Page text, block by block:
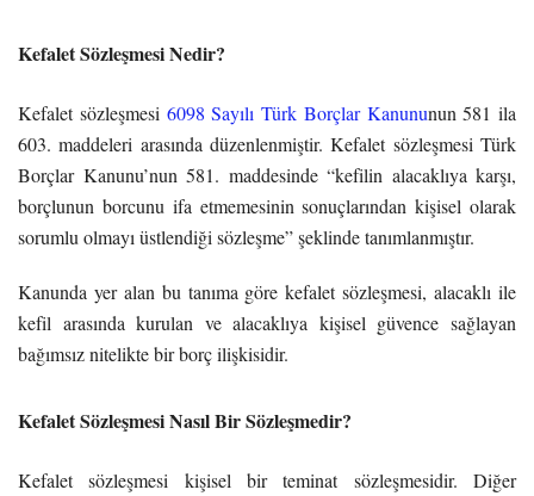
Kefalet Sözleşmesi Nedir?
Kefalet sözleşmesi 6098 Sayılı Türk Borçlar Kanununun 581 ila
603. maddeleri arasında düzenlenmiştir. Kefalet sözleşmesi Türk
Borçlar Kanunu’nun 581. maddesinde “kefilin alacaklıya karşı,
borçlunun borcunu ifa etmemesinin sonuçlarından kişisel olarak
sorumlu olmayı üstlendiği sözleşme” şeklinde tanımlanmıştır.
Kanunda yer alan bu tanıma göre kefalet sözleşmesi, alacaklı ile
kefil arasında kurulan ve alacaklıya kişisel güvence sağlayan
bağımsız nitelikte bir borç ilişkisidir.
Kefalet Sözleşmesi Nasıl Bir Sözleşmedir?
Kefalet sözleşmesi kişisel bir teminat sözleşmesidir. Diğer